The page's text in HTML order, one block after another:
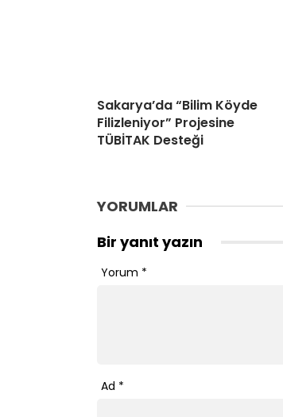
Sakarya’da “Bilim Köyde
Filizleniyor” Projesine
TÜBİTAK Desteği
YORUMLAR
Bir yanıt yazın
Yorum *
Ad *